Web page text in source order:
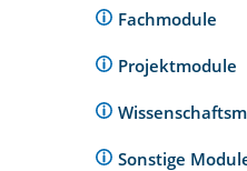
Fachmodule
Projektmodule
Sonstige